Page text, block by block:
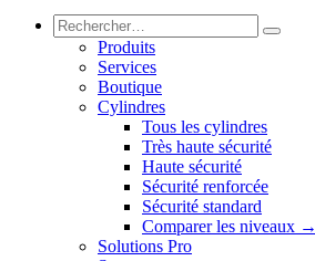
Produits
Services
Boutique
Cylindres
Tous les cylindres
Très haute sécurité
Haute sécurité
Sécurité renforcée
Sécurité standard
Comparer les niveaux →
Solutions Pro